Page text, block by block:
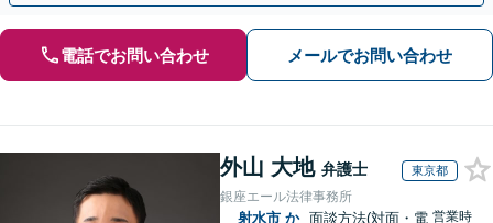
電話でお問い合わせ メールでお問い合わせ
外山 大地 弁護士 東京都
銀座エール法律事務所
射水市 か 面談方法(対面・電 営業時